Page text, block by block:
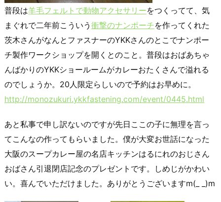
普段は羊毛フェルトで動物アクセサリーをつくってて、気
まぐれで二年前こういう 衝撃のナンポーチを作ってくれた
茨木さんがなんとファスナーのYKKさんのとこでナンポー
チ製作ワークショップを開くとのこと。普段はおばあちゃ
んばかりのYKKショールームがカレーおたくさんで溢れる
のでしょうか。20人限定らしいので予約はお早めに。
http://monozukuri.ykkfastening.com/event/0445.html
あと私事で申し訳ないのですが先日ここの子に無理を言っ
てこんなの作ってもらいました。僕が大変お世話になった
大阪のスープカレー屋の名店キッチンはるにれのおじさん
おばさん引退閉店記念のプレゼントです。しめじがかわい
い。喜んでいただけました。ありがとうございますm(_ _)m